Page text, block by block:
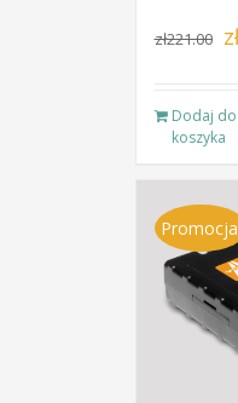
zł221.00
Dodaj do
koszyka